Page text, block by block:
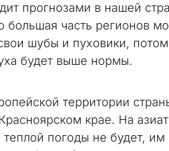
прогнозами в нашей
большая часть регионов
шубы и пуховики,
будет выше нормы.
территории
крае. На
погоды не будет,